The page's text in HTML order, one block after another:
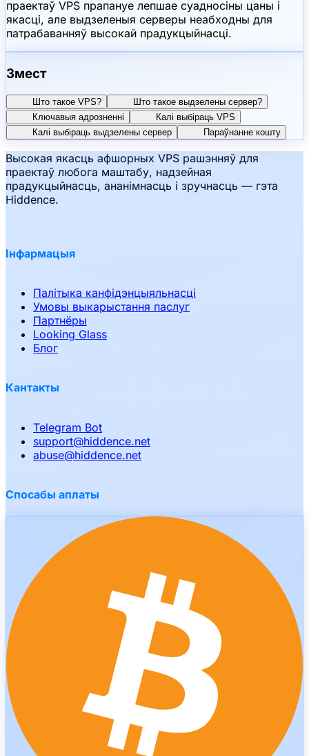
праектаў VPS прапануе лепшае суадносіны цаны і
якасці, але выдзеленыя серверы неабходны для
патрабаванняў высокай прадукцыйнасці.
Змест
Што такое VPS?
Што такое выдзелены сервер?
Ключавыя адрозненні
Калі выбіраць VPS
Калі выбіраць выдзелены сервер
Параўнанне кошту
Высокая якасць афшорных VPS рашэнняў для
праектаў любога маштабу, надзейная
прадукцыйнасць, ананімнасць і зручнасць — гэта
Hiddence.
Інфармацыя
Палітыка канфідэнцыяльнасці
Умовы выкарыстання паслуг
Партнёры
Looking Glass
Блог
Кантакты
Telegram Bot
support@hiddence.net
abuse@hiddence.net
Спосабы аплаты